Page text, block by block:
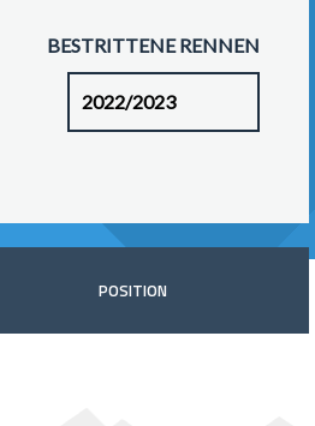
BESTRITTENE RENNEN
POSITION